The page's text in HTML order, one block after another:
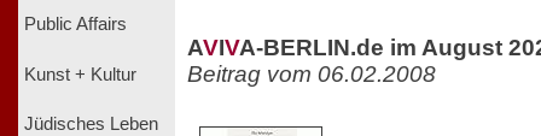
Public Affairs
Kunst + Kultur
Jüdisches Leben
AVIVA-BERLIN.de im August
Beitrag vom 06.02.2008